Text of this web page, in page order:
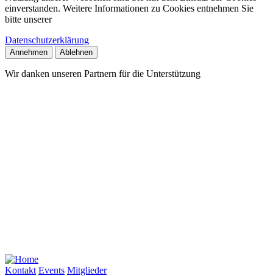
einverstanden. Weitere Informationen zu Cookies entnehmen Sie
bitte unserer
Datenschutzerklärung
Annehmen Ablehnen
Wir danken unseren Partnern für die Unterstützung
Kontakt Events Mitglieder